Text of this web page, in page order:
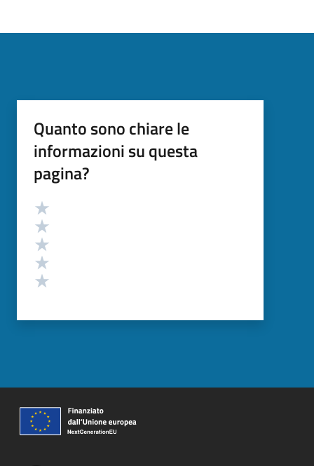
Quanto sono chiare le
informazioni su questa
pagina?
Valutazione